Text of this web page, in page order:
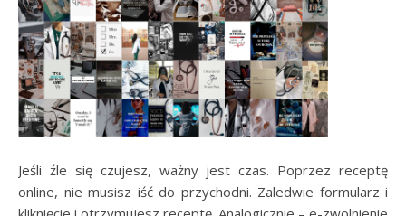
Jeśli źle się czujesz, ważny jest czas. Poprzez receptę
online, nie musisz iść do przychodni. Zaledwie formularz i